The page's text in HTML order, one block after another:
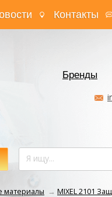
Контакты
Бренды
материалы → MIXEL 2101